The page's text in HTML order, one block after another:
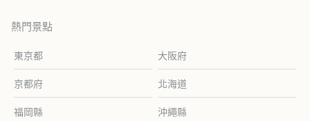
熱門景點
東京都 大阪府
京都府 北海道
福岡縣 沖繩縣